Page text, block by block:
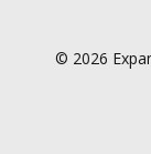
© 2026